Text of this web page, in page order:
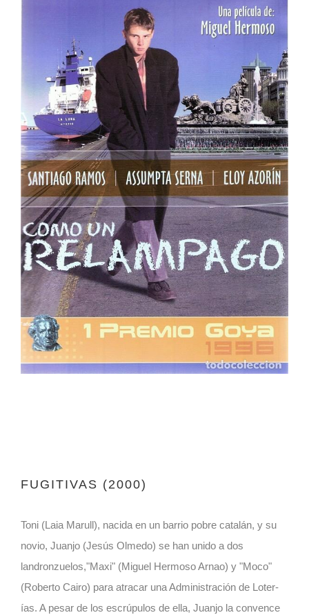
FUGITIVAS (2000)
Toni (Laia Marull), nacida en un barrio pobre catalán, y su
novio, Juanjo (Jesús Olmedo) se han unido a dos
landronzuelos,"Maxi" (Miguel Hermoso Arnao) y "Moco"
(Roberto Cairo) para atracar una Administración de Loter-
ías. A pesar de los escrúpulos de ella, Juanjo la convence